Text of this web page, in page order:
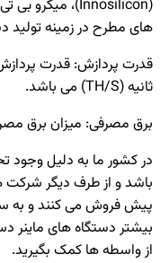
های مطرح در زمینه تولید
قدرت پردازش: قدرت
ثانیه (TH/S) می باشد.
برق مصرفی: میزان برق
در کشور ما به دلیل وجود
باشد و از طرف دیگر شرکت
پیش فروش می کنند و به
بیشتر دستگاه های ماینر
از واسطه ها کمک بگیرید.